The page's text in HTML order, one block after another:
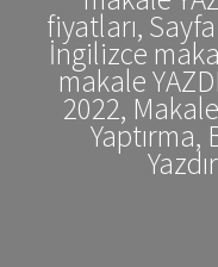
fiyatları,
İngilizce
makale
2022,
Yaptırma,